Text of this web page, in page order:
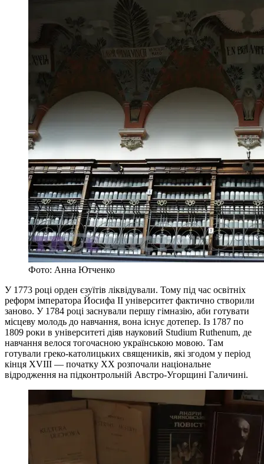
Фото: Анна Ютченко
У 1773 році орден єзуїтів ліквідували. Тому під час освітніх
реформ імператора Йосифа ІІ університет фактично створили
заново. У 1784 році заснували першу гімназію, аби готувати
місцеву молодь до навчання, вона існує дотепер. Із 1787 по
1809 роки в університеті діяв науковий Studium Ruthenum, де
навчання велося тогочасною українською мовою. Там
готували греко-католицьких священиків, які згодом у період
кінця ХVIII — початку ХХ розпочали національне
відродження на підконтрольній Австро-Угорщині Галичині.